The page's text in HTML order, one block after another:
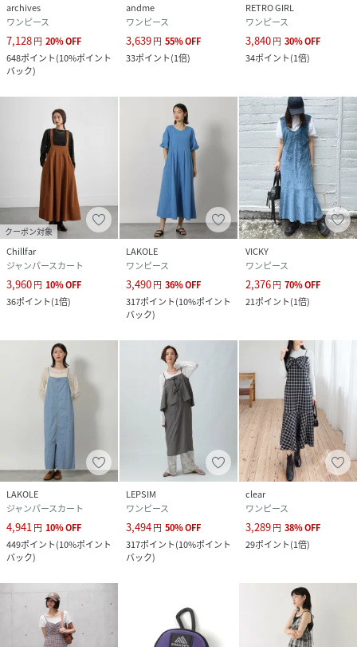
archives
ワンピース
7,128円 20%OFF
648ポイント(10%ポイント
バック)
andme
ワンピース
3,639円 55%OFF
33ポイント(1倍)
RETRO GIRL
ワンピース
3,840円 30%OFF
34ポイント(1倍)
クーポン対象
Chillfar
ジャンパースカート
3,960円 10%OFF
36ポイント(1倍)
LAKOLE
ワンピース
3,490円 36%OFF
317ポイント(10%ポイント
バック)
VICKY
ワンピース
2,376円 70%OFF
21ポイント(1倍)
LAKOLE
ジャンパースカート
4,941円 10%OFF
449ポイント(10%ポイント
バック)
LEPSIM
ワンピース
3,494円 50%OFF
317ポイント(10%ポイント
バック)
clear
ワンピース
3,289円 38%OFF
29ポイント(1倍)